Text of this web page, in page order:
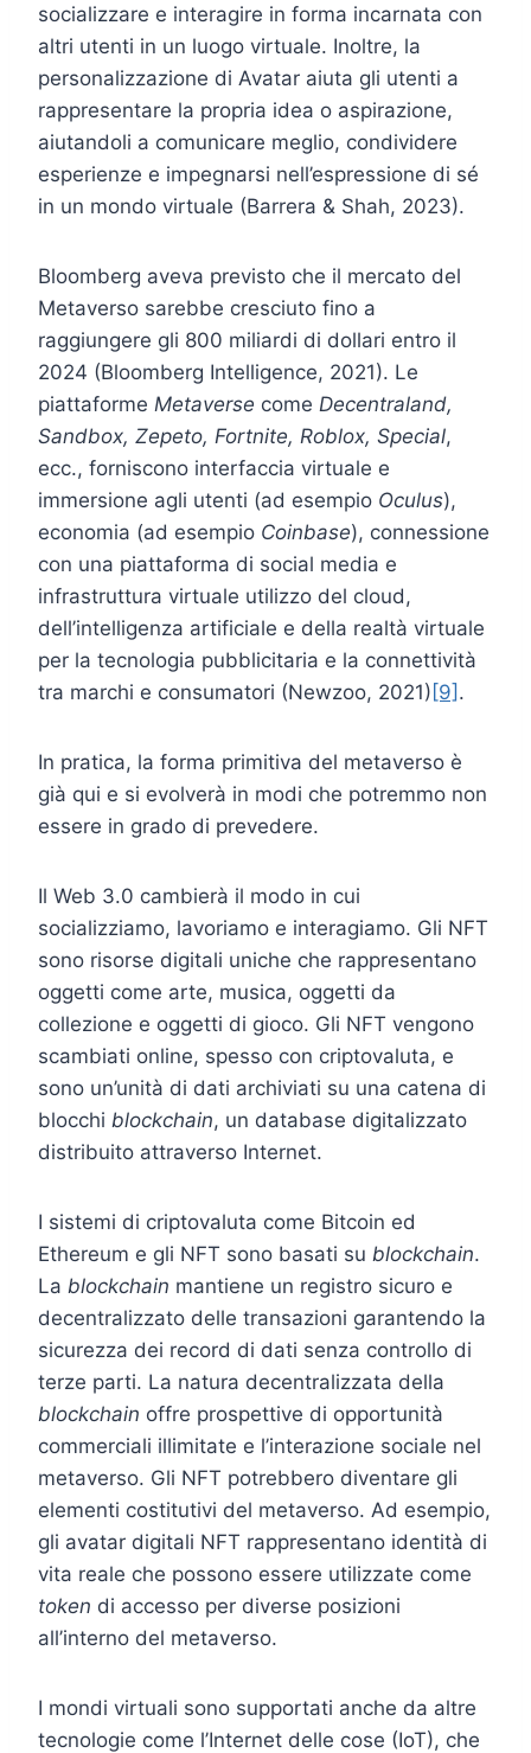
socializzare e interagire in forma incarnata con
altri utenti in un luogo virtuale. Inoltre, la
personalizzazione di Avatar aiuta gli utenti a
rappresentare la propria idea o aspirazione,
aiutandoli a comunicare meglio, condividere
esperienze e impegnarsi nell’espressione di sé
in un mondo virtuale (Barrera & Shah, 2023).
Bloomberg aveva previsto che il mercato del
Metaverso sarebbe cresciuto fino a
raggiungere gli 800 miliardi di dollari entro il
2024 (Bloomberg Intelligence, 2021). Le
piattaforme Metaverse come Decentraland,
Sandbox, Zepeto, Fortnite, Roblox, Special,
ecc., forniscono interfaccia virtuale e
immersione agli utenti (ad esempio Oculus),
economia (ad esempio Coinbase), connessione
con una piattaforma di social media e
infrastruttura virtuale utilizzo del cloud,
dell’intelligenza artificiale e della realtà virtuale
per la tecnologia pubblicitaria e la connettività
tra marchi e consumatori (Newzoo, 2021) [9] .
In pratica, la forma primitiva del metaverso è
già qui e si evolverà in modi che potremmo non
essere in grado di prevedere.
Il Web 3.0 cambierà il modo in cui
socializziamo, lavoriamo e interagiamo. Gli NFT
sono risorse digitali uniche che rappresentano
oggetti come arte, musica, oggetti da
collezione e oggetti di gioco. Gli NFT vengono
scambiati online, spesso con criptovaluta, e
sono un’unità di dati archiviati su una catena di
blocchi blockchain, un database digitalizzato
distribuito attraverso Internet.
I sistemi di criptovaluta come Bitcoin ed
Ethereum e gli NFT sono basati su blockchain.
La blockchain mantiene un registro sicuro e
decentralizzato delle transazioni garantendo la
sicurezza dei record di dati senza controllo di
terze parti. La natura decentralizzata della
blockchain offre prospettive di opportunità
commerciali illimitate e l’interazione sociale nel
metaverso. Gli NFT potrebbero diventare gli
elementi costitutivi del metaverso. Ad esempio,
gli avatar digitali NFT rappresentano identità di
vita reale che possono essere utilizzate come
token di accesso per diverse posizioni
all’interno del metaverso.
I mondi virtuali sono supportati anche da altre
tecnologie come l’Internet delle cose (IoT), che